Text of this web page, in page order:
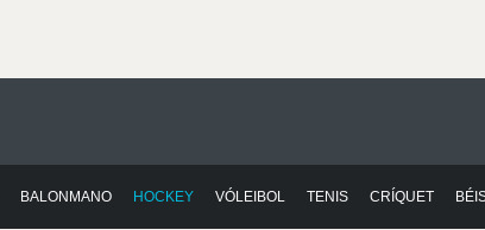
BALONMANO HOCKEY VÓLEIBOL TENIS CRÍQUET